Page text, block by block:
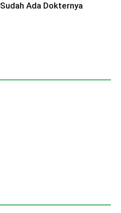
Ada Dokternya